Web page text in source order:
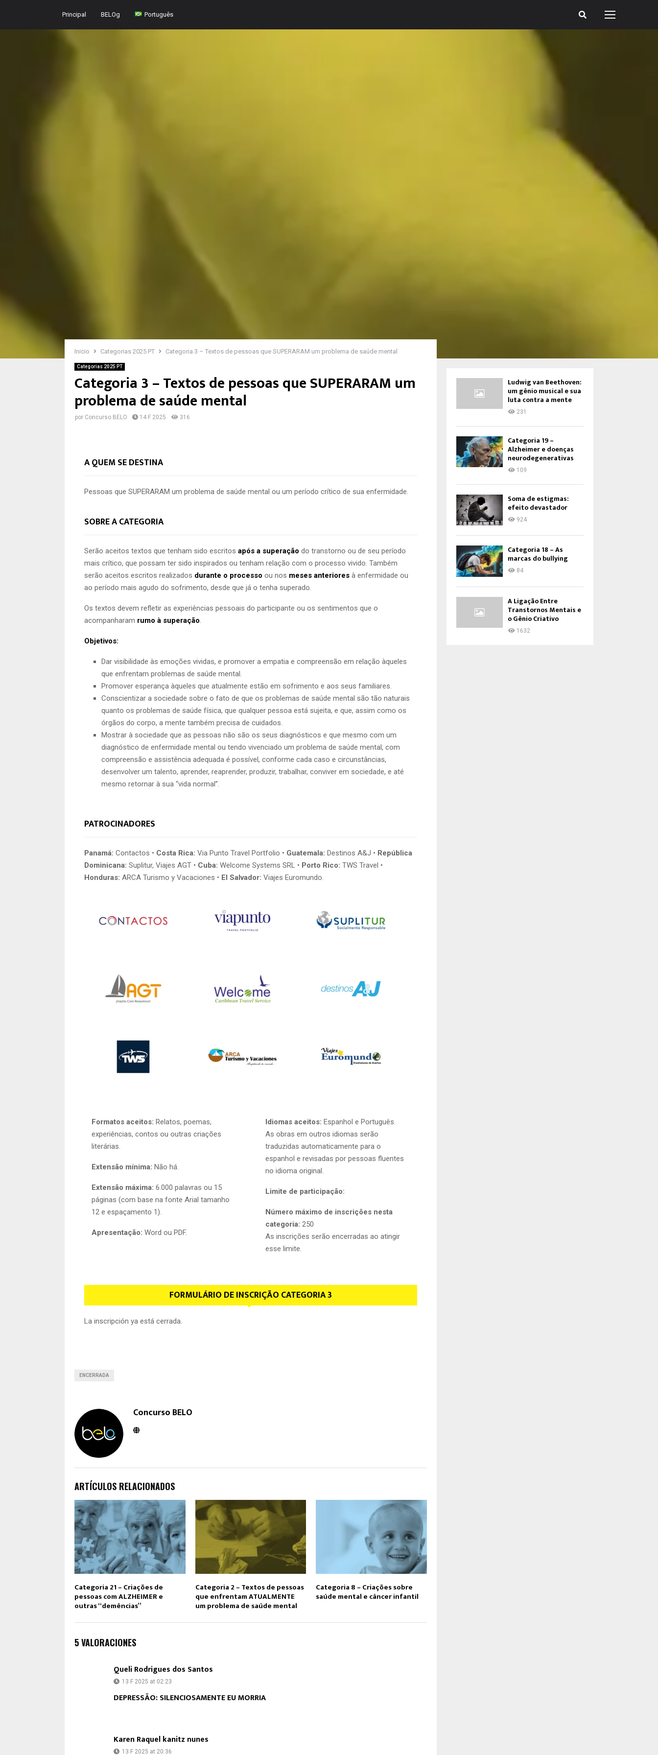
Principal BELOg Português
Inicio Categorias 2025 PT Categoria 3 – Textos de pessoas que SUPERARAM um problema de saúde mental
Categorias 2025 PT
Categoria 3 – Textos de pessoas que SUPERARAM um
problema de saúde mental
por Concurso BELO 14 F 2025 316
A QUEM SE DESTINA
Pessoas que SUPERARAM um problema de saúde mental ou um período crítico de sua enfermidade.
SOBRE A CATEGORIA
Serão aceitos textos que tenham sido escritos após a superação do transtorno ou de seu período
mais crítico, que possam ter sido inspirados ou tenham relação com o processo vivido. Também
serão aceitos escritos realizados durante o processo ou nos meses anteriores à enfermidade ou
ao período mais agudo do sofrimento, desde que já o tenha superado.
Os textos devem refletir as experiências pessoais do participante ou os sentimentos que o
acompanharam rumo à superação
Objetivos:
Dar visibilidade às emoções vividas, e promover a empatia e compreensão em relação àqueles
que enfrentam problemas de saúde mental.
Promover esperança àqueles que atualmente estão em sofrimento e aos seus familiares.
Conscientizar a sociedade sobre o fato de que os problemas de saúde mental são tão naturais
quanto os problemas de saúde física, que qualquer pessoa está sujeita, e que, assim como os
órgãos do corpo, a mente também precisa de cuidados.
Mostrar à sociedade que as pessoas não são os seus diagnósticos e que mesmo com um
diagnóstico de enfermidade mental ou tendo vivenciado um problema de saúde mental, com
compreensão e assistência adequada é possível, conforme cada caso e circunstâncias,
desenvolver um talento, aprender, reaprender, produzir, trabalhar, conviver em sociedade, e até
mesmo retornar à sua “vida normal”.
PATROCINADORES
Panamá: Contactos • Costa Rica: Via Punto Travel Portfolio • Guatemala: Destinos A&J • República
Dominicana: Suplitur, Viajes AGT • Cuba: Welcome Systems SRL • Porto Rico: TWS Travel •
Honduras: ARCA Turismo y Vacaciones • El Salvador: Viajes Euromundo.
Formatos aceitos: Relatos, poemas,
experiências, contos ou outras criações
literárias.
Extensão mínima: Não há.
Extensão máxima: 6.000 palavras ou 15
páginas (com base na fonte Arial tamanho
12 e espaçamento 1).
Apresentação: Word ou PDF.
Idiomas aceitos: Espanhol e Português.
As obras em outros idiomas serão
traduzidas automaticamente para o
espanhol e revisadas por pessoas fluentes
no idioma original.
Limite de participação:
Número máximo de inscrições nesta
categoria: 250
As inscrições serão encerradas ao atingir
esse limite.
FORMULÁRIO DE INSCRIÇÃO CATEGORIA 3
La inscripción ya está cerrada.
ENCERRADA
Concurso BELO
ARTÍCULOS RELACIONADOS
Categoria 21 – Criações de
pessoas com ALZHEIMER e
outras “demências”
Categoria 2 – Textos de pessoas
que enfrentam ATUALMENTE
um problema de saúde mental
Categoria 8 – Criações sobre
saúde mental e câncer infantil
5 VALORACIONES
Queli Rodrigues dos Santos
13 F 2025 at 02:23
DEPRESSÃO: SILENCIOSAMENTE EU MORRIA
Karen Raquel kanitz nunes
13 F 2025 at 20:36
Ludwig van Beethoven:
um gênio musical e sua
luta contra a mente
231
Categoria 19 –
Alzheimer e doenças
neurodegenerativas
109
Soma de estigmas:
efeito devastador
924
Categoria 18 – As
marcas do bullying
84
A Ligação Entre
Transtornos Mentais e
o Gênio Criativo
1632